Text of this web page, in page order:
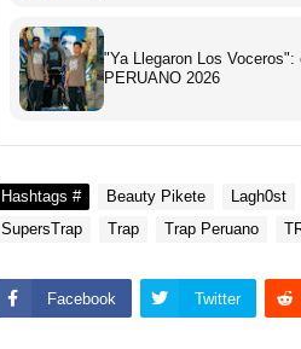
"Ya Llegaron Los
PERUANO 2026
Hashtags # Beauty Pikete
Lagh0st
SupersTrap
Trap Trap Peruano
Facebook Twitter